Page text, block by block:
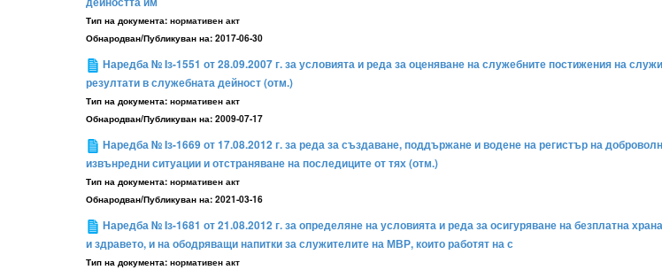
Тип на документа: нормативен акт
Обнародван/Публикуван на: 2017-06-30
Наредба № Iз-1551 от 28.09.2007 г. за условията и реда за оценяване на служебните постижения на
резултати в служебната дейност (отм.)
Тип на документа: нормативен акт
Обнародван/Публикуван на: 2009-07-17
Наредба № Iз-1669 от 17.08.2012 г. за реда за създаване, поддържане и водене на регистър на
извънредни ситуации и отстраняване на последиците от тях (отм.)
Тип на документа: нормативен акт
Обнародван/Публикуван на: 2021-03-16
Наредба № Iз-1681 от 21.08.2012 г. за определяне на условията и реда за осигуряване на безплатна
и здравето, и на ободряващи напитки за служителите на МВР, които работят на с
Тип на документа: нормативен акт